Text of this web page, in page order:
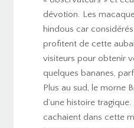
dévotion. Les
hindous car
profitent de cette
visiteurs pour obtenir
quelques bananes,
Plus au sud, le morne
d’une histoire
cachaient dans cette